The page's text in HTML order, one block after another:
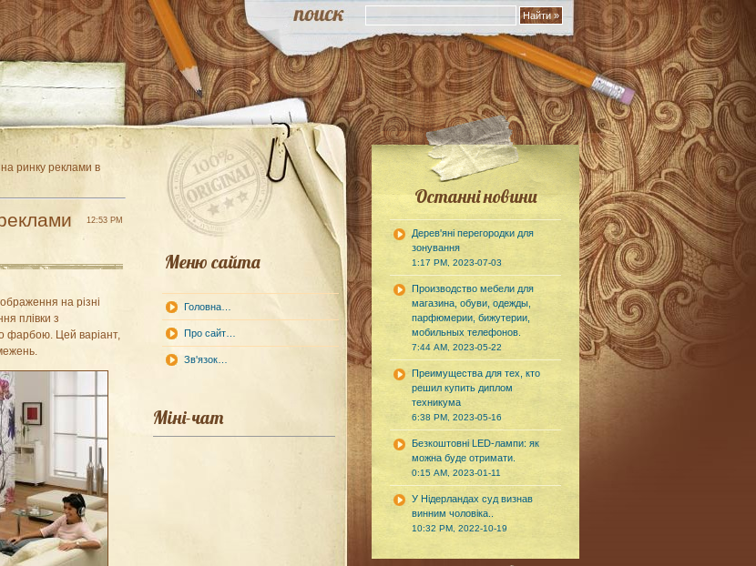
ринку реклами в
12:53 PM
на різні
плівки з
фарбою. Цей варіант,
Меню сайта
Головна…
Про сайт…
Зв'язок…
Міні-чат
Останні новини
Дерев'яні перегородки для
зонування
1:17 PM, 2023-07-03
Производство мебели для
магазина, обуви, одежды,
парфюмерии, бижутерии,
мобильных телефонов.
7:44 AM, 2023-05-22
Преимущества для тех, кто
решил купить диплом
техникума
6:38 PM, 2023-05-16
Безкоштовні LED-лампи: як
можна буде отримати.
0:15 AM, 2023-01-11
У Нідерландах суд визнав
винним чоловіка..
10:32 PM, 2022-10-19